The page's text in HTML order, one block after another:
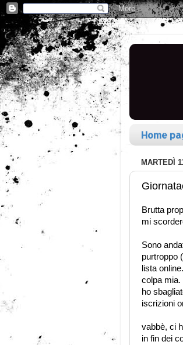
Home
MARTEDÌ
Brutta
mi
Sono
purtroppo
lista online.
colpa mia.
ho
iscrizioni
vabbè, ci
in fin dei